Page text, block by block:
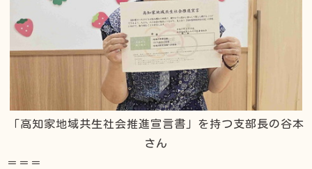
「高知家地域共生社会推進宣言書」を持つ支部長の谷本
さん
＝＝＝